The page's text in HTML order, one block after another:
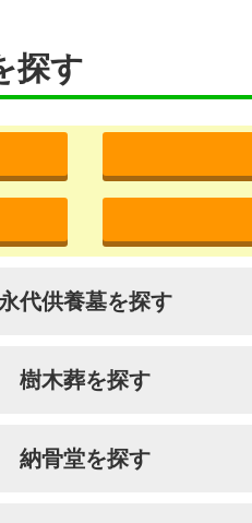
探す
代供養墓を探す
樹木葬を探す
納骨堂を探す